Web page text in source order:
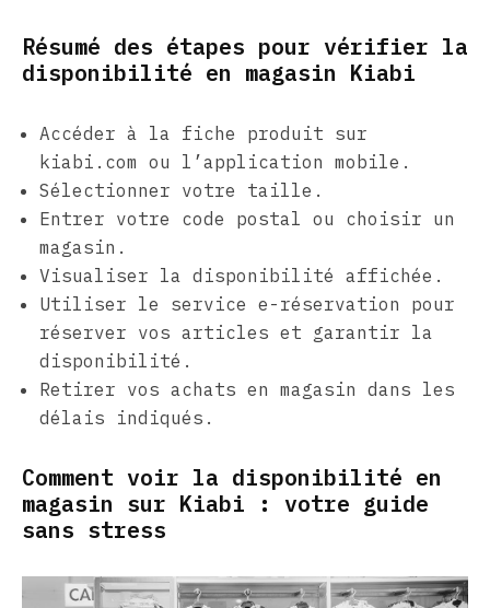
Résumé des étapes pour vérifier la
disponibilité en magasin Kiabi
Accéder à la fiche produit sur
kiabi.com ou l’application mobile.
Sélectionner votre taille.
Entrer votre code postal ou choisir un
magasin.
Visualiser la disponibilité affichée.
Utiliser le service e-réservation pour
réserver vos articles et garantir la
disponibilité.
Retirer vos achats en magasin dans les
délais indiqués.
Comment voir la disponibilité en
magasin sur Kiabi : votre guide
sans stress